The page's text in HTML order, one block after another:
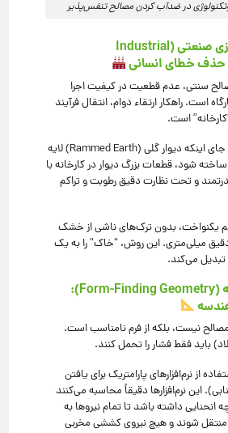
در ضدآب کردن مصالح تنفس‌پذیر
۴. پیش‌ساخته‌سازی صنعتی (Industrial
سنتی، عدم قطعیت در کیفیت اجرا
است. راهکار ارتقاء دوام، انتقال فرآیند
است.
به جای اینکه دیوار گلی (Rammed Earth) لایه
ساخته شود، قطعات بزرگ دیوار در کارخانه با
و تحت نظارت دقیق رطوبت و تراکم
یکنواخت، بدون ترک‌های ناشی از خشک
میلی‌متری. این روش، “خاک” را به یک
می‌کند.
۵. طراحی فرم‌یافته (Form-Finding Geometry):
نیست، بلکه از فرم نامناسب است.
باید فقط فشار را تحمل کنند.
از نرم‌افزارهای پارامتریک برای یافتن
این نرم‌افزارها دقیقاً محاسبه می‌کنند
داشته باشد تا تمام نیروها به
شوند و هیچ نیروی کششی مخربی